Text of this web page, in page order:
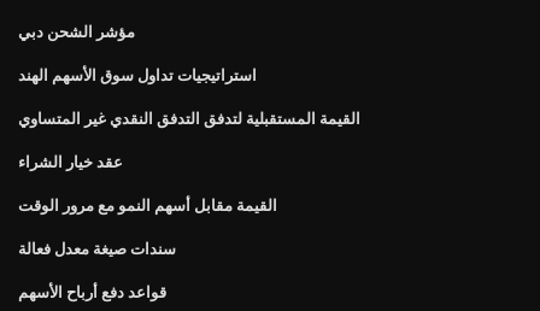
مؤشر الشحن دبي
استراتيجيات تداول سوق الأسهم الهند
القيمة المستقبلية لتدفق التدفق النقدي غير المتساوي
عقد خيار الشراء
القيمة مقابل أسهم النمو مع مرور الوقت
سندات صيغة معدل فعالة
قواعد دفع أرباح الأسهم